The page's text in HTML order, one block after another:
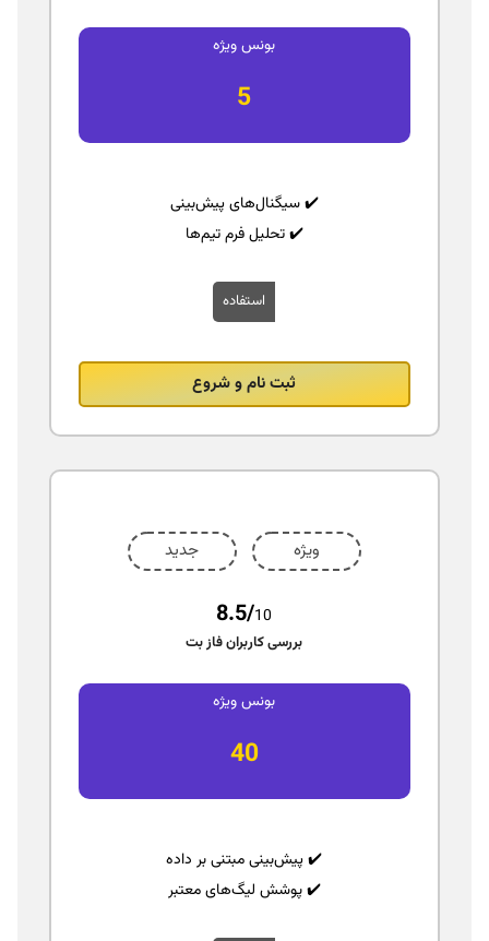
بونس ویژه
5
✔️ سیگنال‌های پیش‌بینی
✔️ تحلیل فرم تیم‌ها
استفاده
ثبت نام و شروع
ویژه جدید
8.5/10
بررسی کاربران فاز بت
بونس ویژه
40
✔️ پیش‌بینی مبتنی بر داده
✔️ پوشش لیگ‌های معتبر